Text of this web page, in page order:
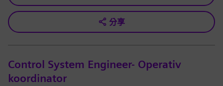
分享
Control System Engineer- Operativ
koordinator